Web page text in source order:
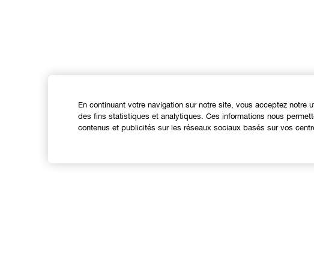
En continuant votre navigation sur notre site, vous acceptez notre
des fins statistiques et analytiques. Ces informations nous
contenus et publicités sur les réseaux sociaux basés sur vos